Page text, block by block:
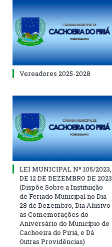
Vereadores 2025-2028
LEI MUNICIPAL Nº 105/2023,
DE 12 DE DEZEMBRO DE 2023
(Dispõe Sobre a Instituição
de Feriado Municipal no Dia
28 de Dezembro, Dia Alusivo
as Comemorações do
Aniversário do Município de
Cachoeira do Piriá, e Dá
Outras Providências)